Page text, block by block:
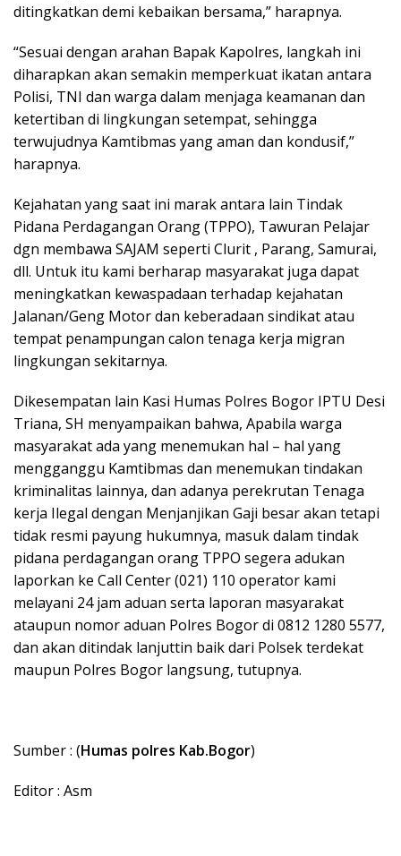
ditingkatkan demi kebaikan bersama,” harapnya.
“Sesuai dengan arahan Bapak Kapolres, langkah ini
diharapkan akan semakin memperkuat ikatan antara
Polisi, TNI dan warga dalam menjaga keamanan dan
ketertiban di lingkungan setempat, sehingga
terwujudnya Kamtibmas yang aman dan kondusif,”
harapnya.
Kejahatan yang saat ini marak antara lain Tindak
Pidana Perdagangan Orang (TPPO), Tawuran Pelajar
dgn membawa SAJAM seperti Clurit , Parang, Samurai,
dll. Untuk itu kami berharap masyarakat juga dapat
meningkatkan kewaspadaan terhadap kejahatan
Jalanan/Geng Motor dan keberadaan sindikat atau
tempat penampungan calon tenaga kerja migran
lingkungan sekitarnya.
Dikesempatan lain Kasi Humas Polres Bogor IPTU Desi
Triana, SH menyampaikan bahwa, Apabila warga
masyarakat ada yang menemukan hal – hal yang
mengganggu Kamtibmas dan menemukan tindakan
kriminalitas lainnya, dan adanya perekrutan Tenaga
kerja Ilegal dengan Menjanjikan Gaji besar akan tetapi
tidak resmi payung hukumnya, masuk dalam tindak
pidana perdagangan orang TPPO segera adukan
laporkan ke Call Center (021) 110 operator kami
melayani 24 jam aduan serta laporan masyarakat
ataupun nomor aduan Polres Bogor di 0812 1280 5577,
dan akan ditindak lanjuttin baik dari Polsek terdekat
maupun Polres Bogor langsung, tutupnya.
Sumber : (Humas polres Kab.Bogor)
Editor : Asm